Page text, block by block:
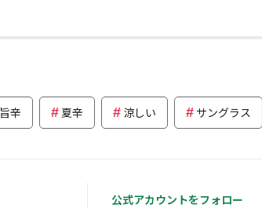
旨辛 夏辛 涼しい サングラス
公式アカウントをフォロー